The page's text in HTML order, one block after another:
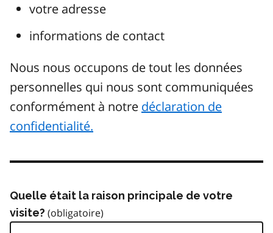
votre adresse
informations de contact
Nous nous occupons de tout les données
personnelles qui nous sont communiquées
conformément à notre déclaration de
confidentialité.
Quelle était la raison principale de votre
visite?